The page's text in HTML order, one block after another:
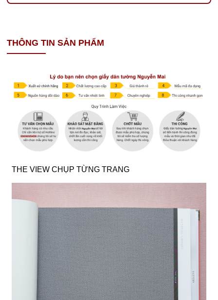
THÔNG TIN SẢN PHẨM
THE VIEW CHỤP TỪNG TRANG